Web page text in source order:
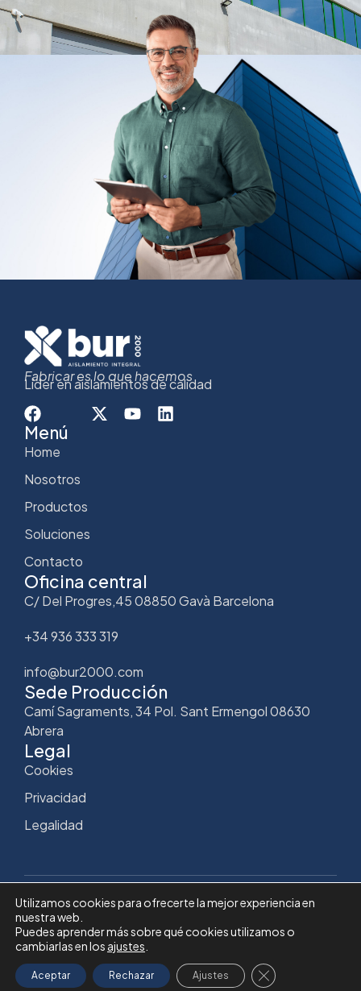
Fabricar es lo que hacemos
Líder en aislamientos de calidad
Menú
Home
Nosotros
Productos
Soluciones
Contacto
Oficina central
C/ Del Progres,45 08850 Gavà Barcelona
+34 936 333 319
info@bur2000.com
Sede Producción
Camí Sagraments, 34 Pol. Sant Ermengol 08630
Abrera
Legal
Cookies
Privacidad
Legalidad
Copyright © Bur2000
Diseño y desarrollo web por Pedro Suárez
Utilizamos cookies para ofrecerte la mejor experiencia en
nuestra web.
Puedes aprender más sobre qué cookies utilizamos o
cambiarlas en los ajustes
Aceptar Rechazar Ajustes Cerrar el banner